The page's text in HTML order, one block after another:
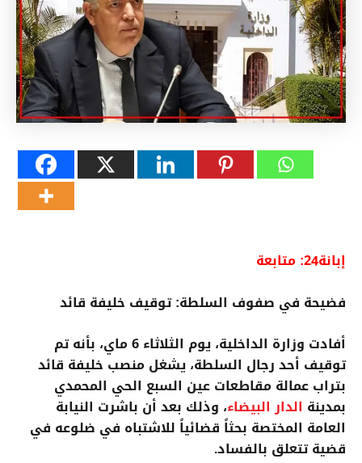
إبانة24: متابعة
فضيحة في صفوف السلطة: توقيف خليفة قائد
أفادت وزارة الداخلية، يوم الثلاثاء 6 ماي، بأنه تم
توقيف أحد رجال السلطة، يشغل منصب خليفة قائد
بتراب عمالة مقاطعات عين السبع الحي المحمدي
بمدينة الدار البيضاء، وذلك بعد أن باشرت النيابة
العامة المختصة بحثاً قضائياً للاشتباه في ضلوعه في
قضية تتعلق بالفساد.